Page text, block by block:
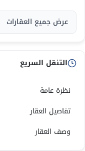
عرض جميع العقارات
التنقل السريع
نظرة عامة
تفاصيل العقار
وصف العقار